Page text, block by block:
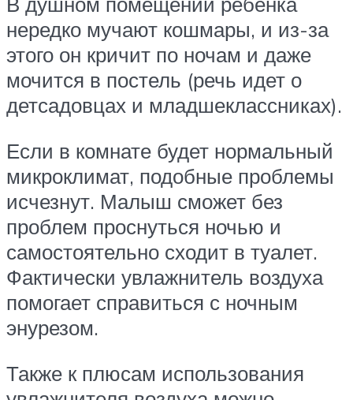
нередко мучают кошмары, и из-за
этого он кричит по ночам и даже
мочится в постель (речь идет о
детсадовцах и младшеклассниках).
Если в комнате будет нормальный
микроклимат, подобные проблемы
исчезнут. Малыш сможет без
проблем проснуться ночью и
самостоятельно сходит в туалет.
Фактически увлажнитель воздуха
помогает справиться с ночным
энурезом.
Также к плюсам использования